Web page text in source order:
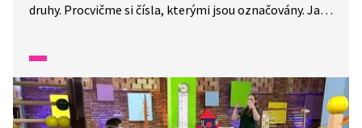
druhy. Procvičme si čísla, kterými jsou označovány. Jak
které nám pomohou lépe poznat ostatní slovní druhy.
Určeme slovní druhy a zasoutěžme si.